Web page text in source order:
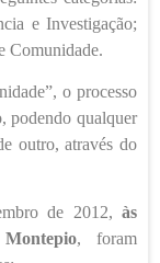
e Investigação;
Comunidade.
o processo
podendo qualquer
outro, através do
de 2012,às
, foram